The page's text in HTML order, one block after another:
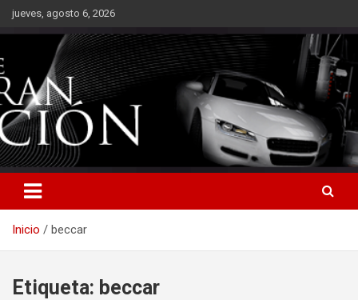
Saltarjueves, agosto 6, 2026
Inicio beccar
Etiqueta: beccar